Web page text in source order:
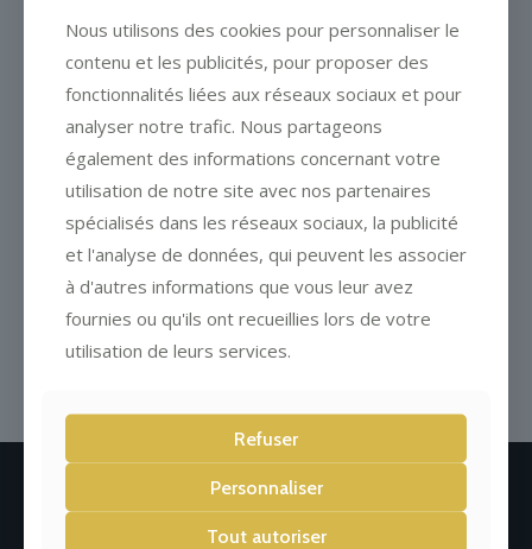
Menu de Pâques proposé les 2,
3 et 4 avril 2021
Newsletter
Nous utilisons des cookies pour personnaliser le
contenu et les publicités, pour proposer des
fonctionnalités liées aux réseaux sociaux et pour
analyser notre trafic. Nous partageons
également des informations concernant votre
utilisation de notre site avec nos partenaires
spécialisés dans les réseaux sociaux, la publicité
et l'analyse de données, qui peuvent les associer
à d'autres informations que vous leur avez
fournies ou qu'ils ont recueillies lors de votre
utilisation de leurs services.
Refuser
Personnaliser
Tout autoriser